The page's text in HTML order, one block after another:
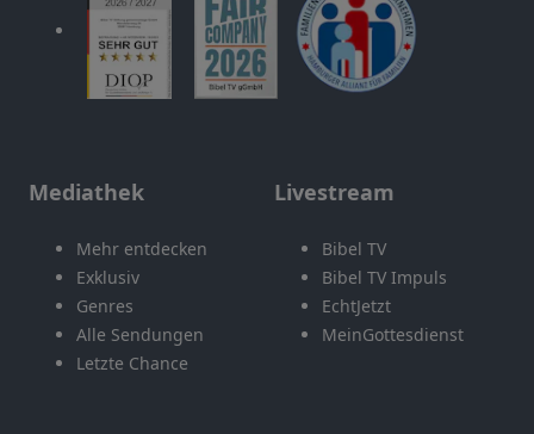
Mediathek
Mehr entdecken
Exklusiv
Genres
Alle Sendungen
Letzte Chance
Livestream
Bibel TV
Bibel TV Impuls
EchtJetzt
MeinGottesdienst